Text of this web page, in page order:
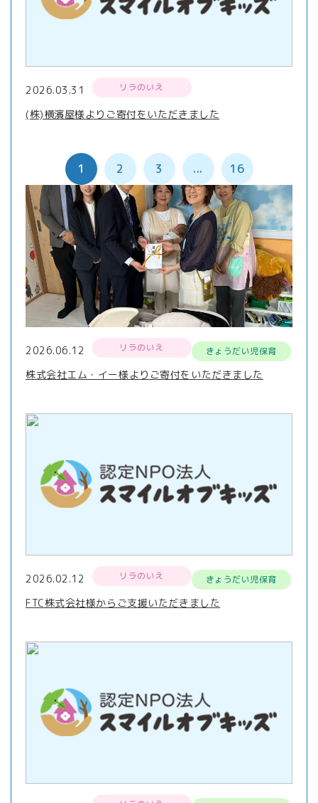
2026.03.31 リラのいえ
(株)横濱屋様よりご寄付をいただきました
1 2 3 ... 16
2026.06.12 リラのいえ きょうだい児保育
株式会社エム・イー様よりご寄付をいただきました
2026.02.12 リラのいえ きょうだい児保育
FTC株式会社様からご支援いただきました